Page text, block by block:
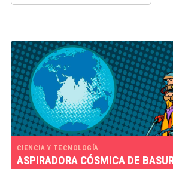
CIENCIA Y TECNOLOGÍA
ASPIRADORA CÓSMICA DE